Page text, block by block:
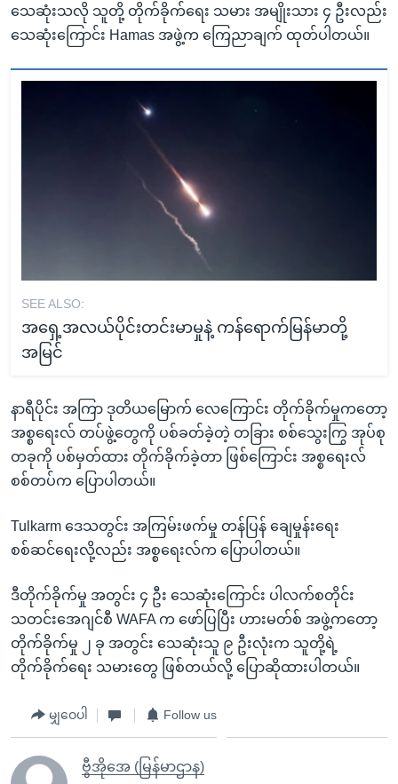
သေဆုံးသလို သူတို့ တိုက်ခိုက်ရေး သမား အမျိုးသား ၄ ဦးလည်း
သေဆုံးကြောင်း Hamas အဖွဲ့က ကြေညာချက် ထုတ်ပါတယ်။
SEE ALSO:
အရှေ့အလယ်ပိုင်းတင်းမာမှုနဲ့ ကန်ရောက်မြန်မာတို့
အမြင်
နာရီပိုင်း အကြာ ဒုတိယမြောက် လေကြောင်း တိုက်ခိုက်မှုကတော့
အစ္စရေးလ် တပ်ဖွဲ့တွေကို ပစ်ခတ်ခဲ့တဲ့ တခြား စစ်သွေးကြွ အုပ်စု
တခုကို ပစ်မှတ်ထား တိုက်ခိုက်ခဲ့တာ ဖြစ်ကြောင်း အစ္စရေးလ်
စစ်တပ်က ပြောပါတယ်။
Tulkarm ဒေသတွင်း အကြမ်းဖက်မှု တန်ပြန် ချေမှုန်းရေး
စစ်ဆင်ရေးလို့လည်း အစ္စရေးလ်က ပြောပါတယ်။
ဒီတိုက်ခိုက်မှု အတွင်း ၄ ဦး သေဆုံးကြောင်း ပါလက်စတိုင်း
သတင်းအေဂျင်စီ WAFA က ဖော်ပြပြီး ဟားမတ်စ် အဖွဲ့ကတော့
တိုက်ခိုက်မှု ၂ ခု အတွင်း သေဆုံးသူ ၉ ဦးလုံးက သူတို့ရဲ့
တိုက်ခိုက်ရေး သမားတွေ ဖြစ်တယ်လို့ ပြောဆိုထားပါတယ်။
မျှဝေပါ Follow us
ဗွီအိုအေ (မြန်မာဌာန)